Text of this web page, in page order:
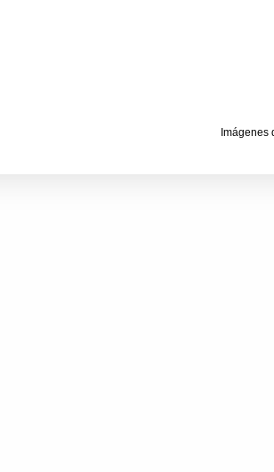
Imágenes